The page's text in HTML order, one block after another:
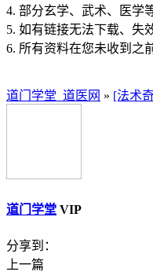
4. 部分玄学、武术、医学
5. 如有链接无法下载、失
6. 所有资料在您未收到之
道门学堂_道医网 » [法术
道门学堂 VIP
分享到：
上一篇